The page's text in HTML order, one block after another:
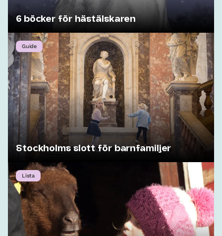
6 böcker för hästälskaren
Guide
Stockholms slott för barnfamiljer
Lista